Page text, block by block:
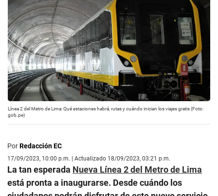
Línea 2 del Metro de Lima: Qué estaciones habrá, rutas y cuándo inician los viajes gratis (Foto:
gob.pe)
PorRedacción EC
17/09/2023, 10:00 p.m. | Actualizado 18/09/2023, 03:21 p.m.
La tan esperada Nueva Línea 2 del Metro de Lima
está pronta a inaugurarse. Desde cuándo los